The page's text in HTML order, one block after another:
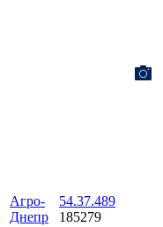
Агро-
Днепр
54.37.489
185279